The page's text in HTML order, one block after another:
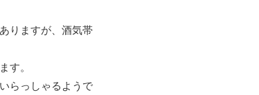
りますが、酒気帯
す。
らっしゃるようで